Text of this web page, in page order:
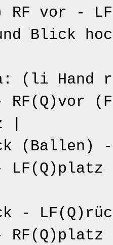
vor -
Blick
(li
RF(Q)vor
|
(Ballen)
-